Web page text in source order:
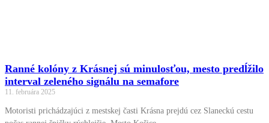
Ranné kolóny z Krásnej sú minulosťou, mesto predĺžilo
interval zeleného signálu na semafore
11. februára 2025
Motoristi prichádzajúci z mestskej časti Krásna prejdú cez Slaneckú cestu